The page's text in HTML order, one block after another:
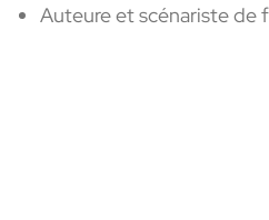
Auteure et scénariste de